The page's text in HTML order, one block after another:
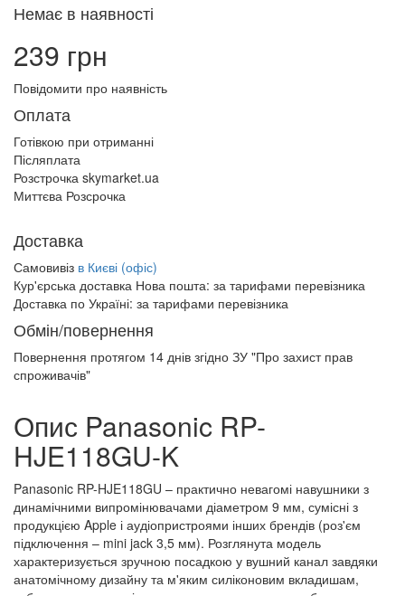
Немає в наявності
239 грн
Повідомити про наявність
Оплата
Готівкою при отриманні
Післяплата
Розстрочка skymarket.ua
Миттєва Розсрочка
Доставка
Самовивіз в Києві (офіс)
Кур'єрська доставка Нова пошта: за тарифами перевізника
Доставка по Україні: за тарифами перевізника
Обмін/повернення
Повернення протягом 14 днів згідно ЗУ "Про захист прав
спроживачів"
Опис Panasonic RP-
HJE118GU-K
Panasonic RP-HJE118GU – практично невагомі навушники з
динамічними випромінювачами діаметром 9 мм, сумісні з
продукцією Apple і аудіопристроями інших брендів (роз'єм
підключення – mini jack 3,5 мм). Розглянута модель
характеризується зручною посадкою у вушний канал завдяки
анатомічному дизайну та м'яким силіконовим вкладишам,